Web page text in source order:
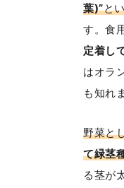
葉)”と
す。食
定着し
はオラ
も知れ
野菜と
て緑茎
る茎が